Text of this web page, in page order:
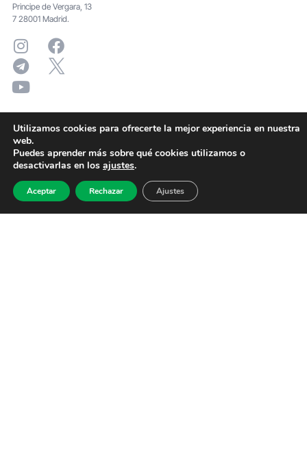
Principe de Vergara, 13
7 28001 Madrid.
Utilizamos cookies para ofrecerte la mejor experiencia en nuestra
web.
Puedes aprender más sobre qué cookies utilizamos o
desactivarlas en los ajustes.
Aceptar Rechazar Ajustes